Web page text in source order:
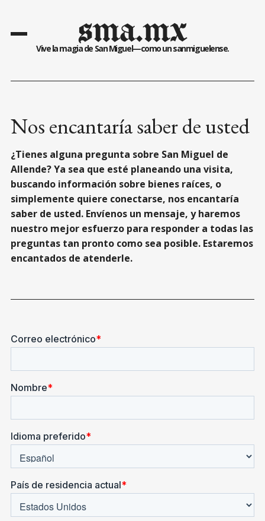
sma.mx
Vive la magia de San Miguel—como un sanmiguelense.
Nos encantaría saber de usted
¿Tienes alguna pregunta sobre San Miguel de
Allende? Ya sea que esté planeando una visita,
buscando información sobre bienes raíces, o
simplemente quiere conectarse, nos encantaría
saber de usted. Envíenos un mensaje, y haremos
nuestro mejor esfuerzo para responder a todas las
preguntas tan pronto como sea posible. Estaremos
encantados de atenderle.